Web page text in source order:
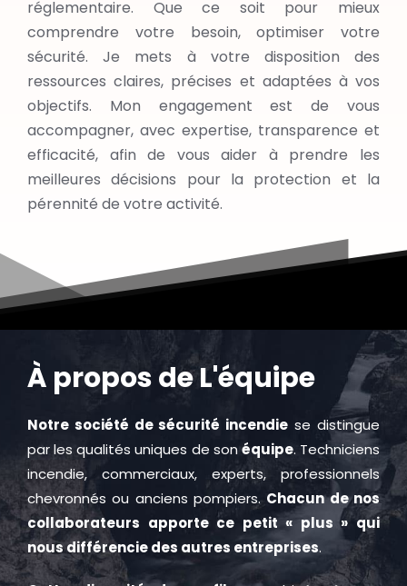
réglementaire. Que ce soit pour mieux
comprendre votre besoin, optimiser votre
sécurité. Je mets à votre disposition des
ressources claires, précises et adaptées à vos
objectifs. Mon engagement est de vous
accompagner, avec expertise, transparence et
efficacité, afin de vous aider à prendre les
meilleures décisions pour la protection et la
pérennité de votre activité.
À propos de L'équipe
Notre société de sécurité incendie se distingue
par les qualités uniques de sonéquipe. Techniciens
incendie, commerciaux, experts, professionnels
chevronnés ou anciens pompiers. Chacun de nos
collaborateurs apporte ce petit « plus » qui
nous différencie des autres entreprises.